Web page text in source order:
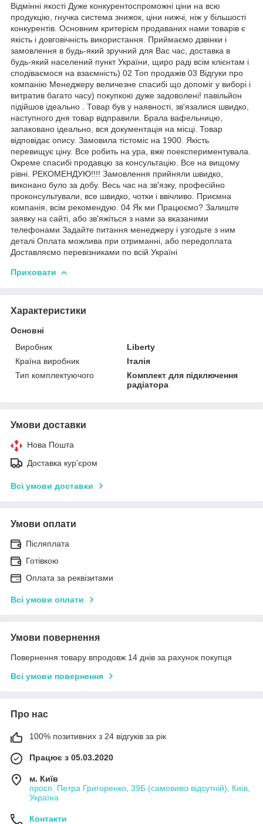
Відмінні якості Дуже конкурентоспроможні ціни на всю
продукцію, гнучка система знижок, ціни нижчі, ніж у більшості
конкурентів. Основним критерієм продаваних нами товарів є
якість і довговічність використання. Приймаємо дзвінки і
замовлення в будь-який зручний для Вас час, доставка в
будь-який населений пункт України, щиро раді всім клієнтам і
сподіваємося на взаємність) 02 Топ продажів 03 Відгуки про
компанію Менеджеру величезне спасибі що допоміг у виборі і
витратив багато часу) покупкою дуже задоволені! павільйон
підійшов ідеально . Товар був у наявності, зв'язалися швидко,
наступного дня товар відправили. Брала вафельницю,
запаковано ідеально, вся документація на місці. Товар
відповідає опису. Замовила тістоміс на 1900. Якість
перевищує ціну. Все робить на ура, вже поекспериментувала.
Окреме спасибі продавцю за консультацію. Все на вищому
рівні. РЕКОМЕНДУЮ!!!! Замовлення прийняли швидко,
виконано було за добу. Весь час на зв'язку, професійно
проконсультували, все швидко, чотки і ввічливо. Приємна
компанія, всім рекомендую. 04 Як ми Працюємо? Залиште
заявку на сайті, або зв'яжіться з нами за вказаними
телефонами Задайте питання менеджеру і узгодьте з ним
деталі Оплата можлива при отриманні, або передоплата
Доставляємо перевізниками по всій Україні
Приховати
Характеристики
Основні
Виробник
Liberty
Країна виробник
Італія
Тип комплектуючого
Комплект для підключення
радіатора
Умови доставки
Нова Пошта
Доставка кур'єром
Всі умови доставки
Умови оплати
Післяплата
Готівкою
Оплата за реквізитами
Всі умови оплати
Умови повернення
Повернення товару впродовж 14 днів за рахунок покупця
Всі умови повернення
Про нас
100% позитивних з 24 відгуків за рік
Працює з 05.03.2020
м. Київ
просп. Петра Григоренко, 39Б (самовивіз відсутній), Київ,
Україна
Контакти